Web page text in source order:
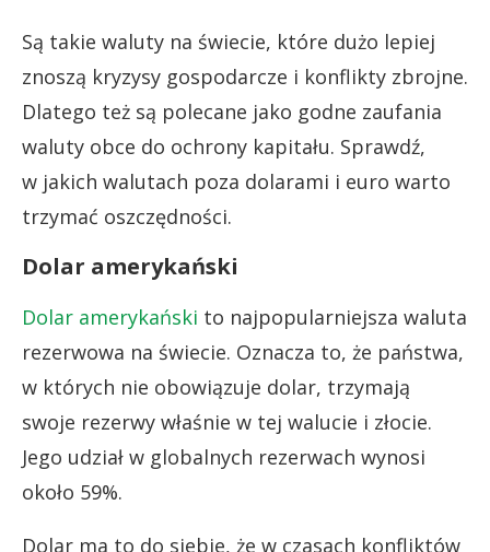
Są takie waluty na świecie, które dużo lepiej
znoszą kryzysy gospodarcze i konflikty zbrojne.
Dlatego też są polecane jako godne zaufania
waluty obce do ochrony kapitału. Sprawdź,
w jakich walutach poza dolarami i euro warto
trzymać oszczędności.
Dolar amerykański
Dolar amerykański to najpopularniejsza waluta
rezerwowa na świecie. Oznacza to, że państwa,
w których nie obowiązuje dolar, trzymają
swoje rezerwy właśnie w tej walucie i złocie.
Jego udział w globalnych rezerwach wynosi
około 59%.
Dolar ma to do siebie, że w czasach konfliktów